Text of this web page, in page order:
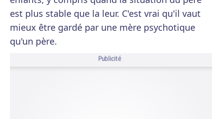
est plus stable que la leur. C'est vrai qu'il vaut
mieux être gardé par une mère psychotique
qu'un père.
Publicité